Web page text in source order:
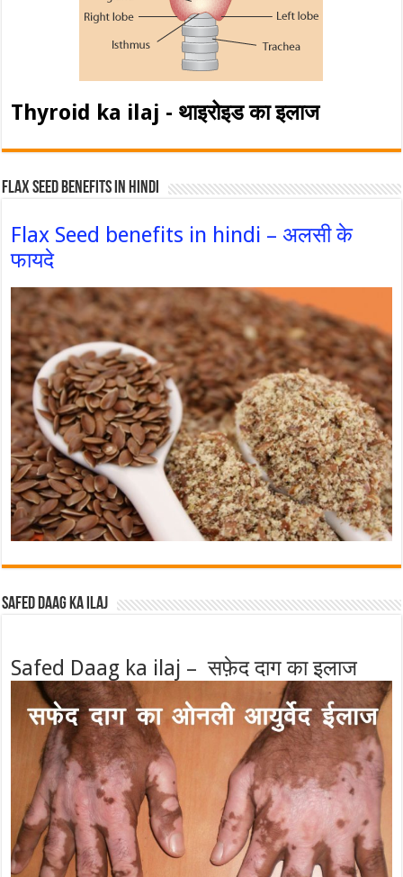
Thyroid ka ilaj - थाइरोइड का इलाज
Flax Seed Benefits in hindi
Flax Seed benefits in hindi – अलसी के
फायदे
Safed Daag ka ilaj
Safed Daag ka ilaj – सफ़ेद दाग का इलाज